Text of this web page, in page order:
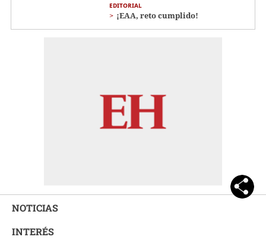
EDITORIAL
¡EAA, reto cumplido!
NOTICIAS
INTERÉS